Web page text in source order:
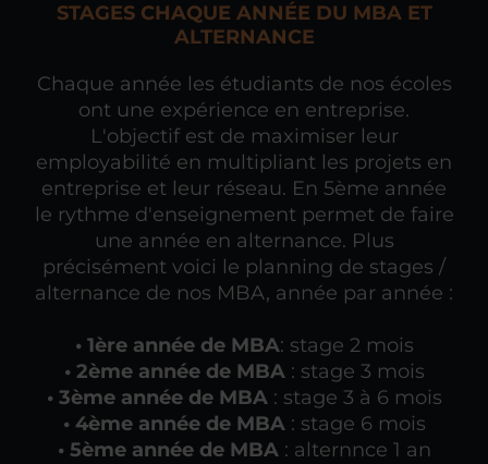
STAGES CHAQUE ANNÉE DU MBA ET
ALTERNANCE
Chaque année les étudiants de nos écoles
ont une expérience en entreprise.
L'objectif est de maximiser leur
employabilité en multipliant les projets en
entreprise et leur réseau. En 5ème année
le rythme d'enseignement permet de faire
une année en alternance. Plus
précisément voici le planning de stages /
alternance de nos MBA, année par année :
• 1ère année de MBA: stage 2 mois
• 2ème année de MBA: stage 3 mois
• 3ème année de MBA: stage 3 à 6 mois
• 4ème année de MBA: stage 6 mois
• 5ème année de MBA: alternnce 1 an